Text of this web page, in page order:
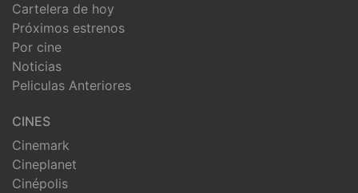
Cartelera de hoy
Próximos estrenos
Por cine
Noticias
Peliculas Anteriores
CINES
Cinemark
Cineplanet
Cinépolis